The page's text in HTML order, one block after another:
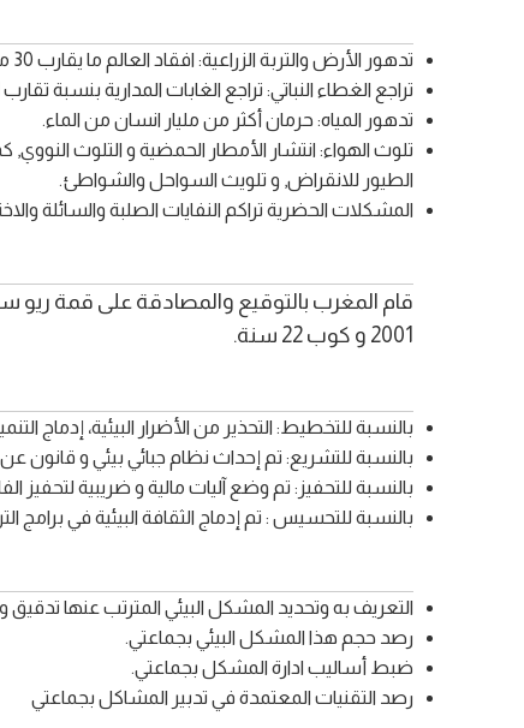
تدهور الأرض والتربة الزراعية: افقاد العالم ما يقارب 30 مليار طن من التربة الخصبة
تراجع الغطاء النباتي: تراجع الغابات المدارية بنسبة تقارب 1% بشكل سنوي, وتدمير ما يصل الى 146 مليون هكتار من الغطاء النباتي.
تدهور المياه: حرمان أكثر من مليار انسان من الماء.
الطيور للانقراض, و تلويث السواحل والشواطئ.
المشكلات الحضرية تراكم النفايات الصلبة والسائلة
2001 و كوب 22 سنة.
بالنسبة للتخطيط: التحذير من الأضرار البيئية، إدماج
بالنسبة للتشريع: تم إحداث نظام جبائي بيئي و قانون عن
بالنسبة للتحفيز: تم وضع آليات مالية و ضريبية لتحفيز
بالنسبة للتحسيس : تم إدماج الثقافة البيئية في برامج
التعريف به وتحديد المشكل البيئي المترتب عنها تدقيق
رصد حجم هذا المشكل البيئي بجماعتي.
ضبط أساليب ادارة المشكل بجماعتي.
رصد التقنيات المعتمدة في تدبير المشاكل بجماعتي